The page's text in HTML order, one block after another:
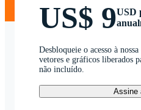
US$ 9USD
Desbloqueie o acesso à
vetores e gráficos liberados
não incluído.
Assine